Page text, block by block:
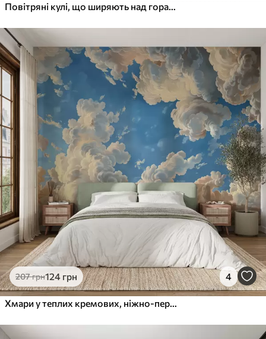
Повітряні кулі, що ширяють над горами в нейтральних, м'яких пастельних тонах
207грн124 грн 4
Хмари у теплих кремових, ніжно-персикових та блідих відтінках на тлі глибокого, яскраво-блакитного неба